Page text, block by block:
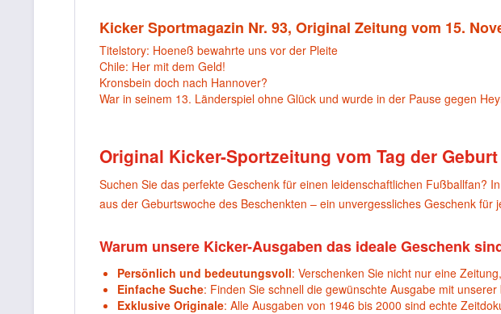
Kicker Sportmagazin Nr. 93, Original Zeitung vom 15.
Titelstory: Hoeneß bewahrte uns vor der Pleite
Chile: Her mit dem Geld!
Kronsbein doch nach Hannover?
War in seinem 13. Länderspiel ohne Glück und wurde in der Pause gegen
Original Kicker-Sportzeitung vom Tag der
Suchen Sie das perfekte Geschenk für einen leidenschaftlichen Fußballfan?
aus der Geburtswoche des Beschenkten – ein unvergessliches Geschenk für
Warum unsere Kicker-Ausgaben das ideale Geschenk
Persönlich und bedeutungsvoll: Verschenken Sie nicht nur eine
Einfache Suche: Finden Sie schnell die gewünschte Ausgabe mit
Exklusive Originale: Alle Ausgaben von 1946 bis 2000 sind echte